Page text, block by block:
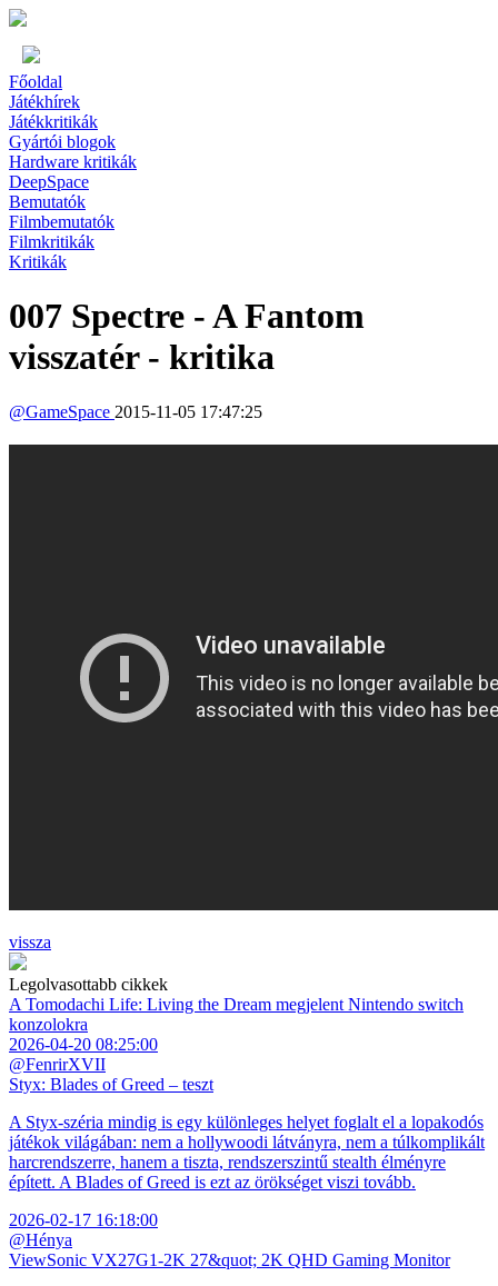
Főoldal
Játékhírek
Játékkritikák
Gyártói blogok
Hardware kritikák
DeepSpace
Bemutatók
Filmbemutatók
Filmkritikák
Kritikák
007 Spectre - A Fantom
visszatér - kritika
@GameSpace 2015-11-05 17:47:25
vissza
Legolvasottabb cikkek
A Tomodachi Life: Living the Dream megjelent Nintendo switch
konzolokra
2026-04-20 08:25:00
@FenrirXVII
Styx: Blades of Greed – teszt
A Styx-széria mindig is egy különleges helyet foglalt el a lopakodós
játékok világában: nem a hollywoodi látványra, nem a túlkomplikált
harcrendszerre, hanem a tiszta, rendszerszintű stealth élményre
épített. A Blades of Greed is ezt az örökséget viszi tovább.
2026-02-17 16:18:00
@Hénya
ViewSonic VX27G1-2K 27&quot; 2K QHD Gaming Monitor